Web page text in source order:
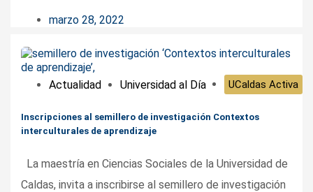
marzo 28, 2022
Actualidad Universidad al Día UCaldas Activa
Inscripciones al semillero de investigación Contextos
interculturales de aprendizaje
La maestría en Ciencias Sociales de la Universidad de
Caldas, invita a inscribirse al semillero de investigación